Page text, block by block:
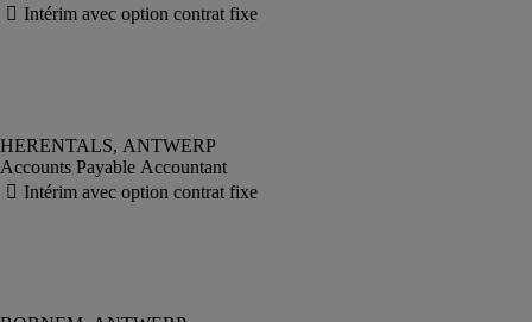
Accounts Payable Accountant